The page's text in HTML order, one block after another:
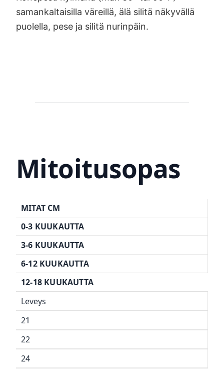
samankaltaisilla väreillä, älä silitä näkyvällä
puolella, pese ja silitä nurinpäin.
Mitoitusopas
MITAT CM
0-3 KUUKAUTTA
3-6 KUUKAUTTA
6-12 KUUKAUTTA
12-18 KUUKAUTTA
Leveys
21
22
24